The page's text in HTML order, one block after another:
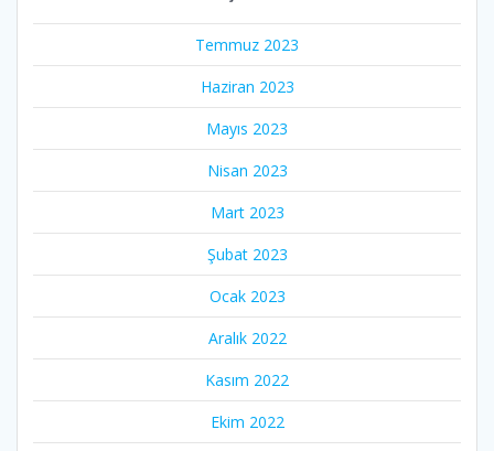
Temmuz 2023
Haziran 2023
Mayıs 2023
Nisan 2023
Mart 2023
Şubat 2023
Ocak 2023
Aralık 2022
Kasım 2022
Ekim 2022